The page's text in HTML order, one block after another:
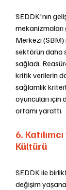
SEDDK'nın
Merkezi (SBM)
sektörün daha
sağladı.
kritik verilerin
sağlamlık
oyuncuları için
ortamı yarattı.
6.
Kültürü
SEDDK ile
değişim